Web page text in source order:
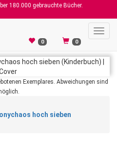
180.000 gebrauchte Bücher.
0 0
Exemplares. Abweichungen sind
hoch sieben